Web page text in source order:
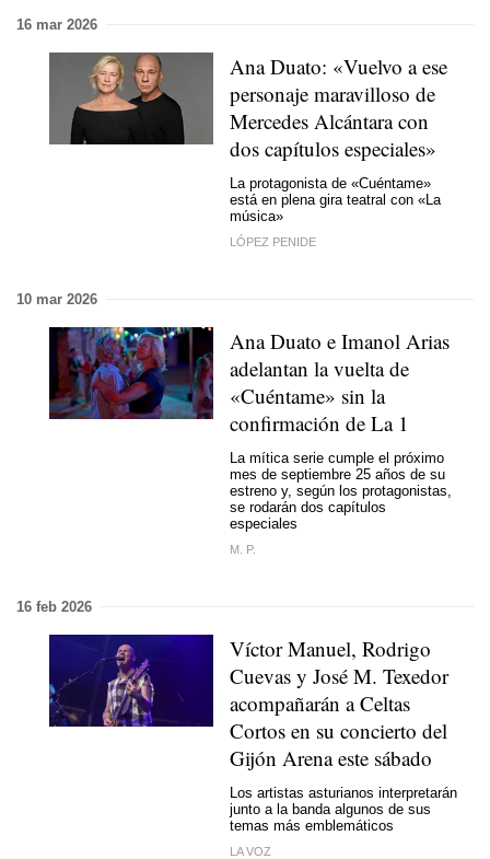
16 mar 2026
Ana Duato: «Vuelvo a ese
personaje maravilloso de
Mercedes Alcántara con
dos capítulos especiales»
La protagonista de «Cuéntame»
está en plena gira teatral con «La
música»
LÓPEZ PENIDE
10 mar 2026
Ana Duato e Imanol Arias
adelantan la vuelta de
«Cuéntame» sin la
confirmación de La 1
La mítica serie cumple el próximo
mes de septiembre 25 años de su
estreno y, según los protagonistas,
se rodarán dos capítulos
especiales
M. P.
16 feb 2026
Víctor Manuel, Rodrigo
Cuevas y José M. Texedor
acompañarán a Celtas
Cortos en su concierto del
Gijón Arena este sábado
Los artistas asturianos interpretarán
junto a la banda algunos de sus
temas más emblemáticos
LA VOZ